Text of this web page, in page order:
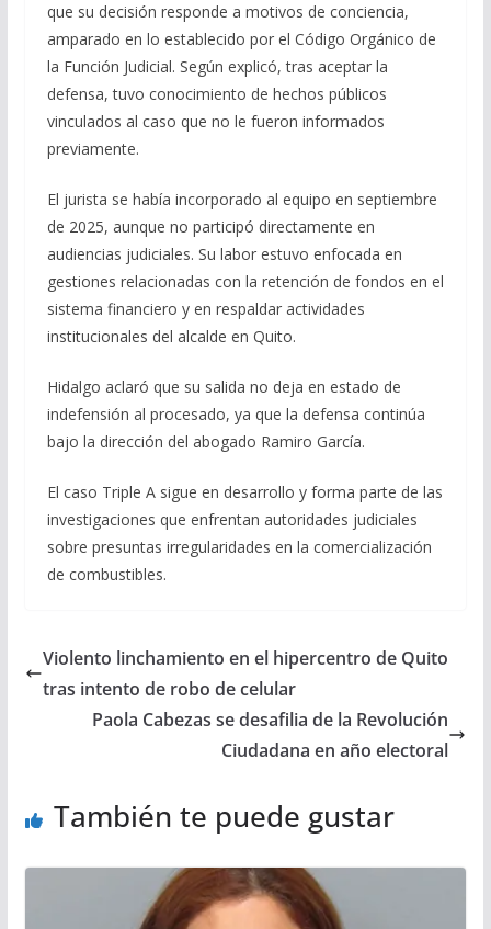
que su decisión responde a motivos de conciencia,
amparado en lo establecido por el Código Orgánico de
la Función Judicial. Según explicó, tras aceptar la
defensa, tuvo conocimiento de hechos públicos
vinculados al caso que no le fueron informados
previamente.
El jurista se había incorporado al equipo en septiembre
de 2025, aunque no participó directamente en
audiencias judiciales. Su labor estuvo enfocada en
gestiones relacionadas con la retención de fondos en el
sistema financiero y en respaldar actividades
institucionales del alcalde en Quito.
Hidalgo aclaró que su salida no deja en estado de
indefensión al procesado, ya que la defensa continúa
bajo la dirección del abogado Ramiro García.
El caso Triple A sigue en desarrollo y forma parte de las
investigaciones que enfrentan autoridades judiciales
sobre presuntas irregularidades en la comercialización
de combustibles.
Violento linchamiento en el hipercentro de Quito
tras intento de robo de celular
Paola Cabezas se desafilia de la Revolución
Ciudadana en año electoral
También te puede gustar